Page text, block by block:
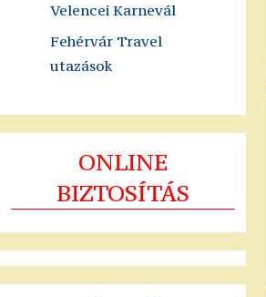
Velencei Karnevál
Fehérvár Travel
utazások
ONLINE
BIZTOSÍTÁS